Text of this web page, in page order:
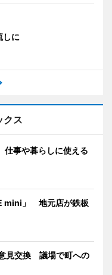
しに
クス
事や暮らしに使える
mini」 地元店が鉄板
見交換 議場で町への